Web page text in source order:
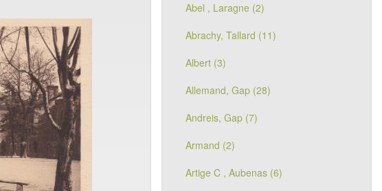
Abel , Laragne (2)
Abrachy, Tallard (11)
Albert (3)
Allemand, Gap (28)
Andreis, Gap (7)
Armand (2)
Artige C , Aubenas (6)